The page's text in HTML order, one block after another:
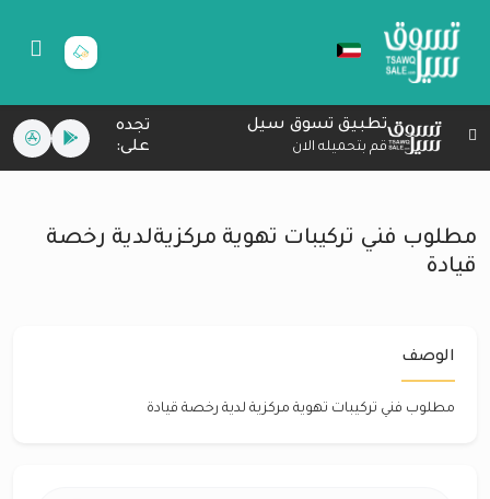
تطبيق تسوق سيل
قم بتحميله الان
تجده
على:
مطلوب فني تركيبات تهوية مركزيةلدية رخصة
قيادة
الوصف
مطلوب فني تركيبات تهوية مركزية لدية رخصة قيادة